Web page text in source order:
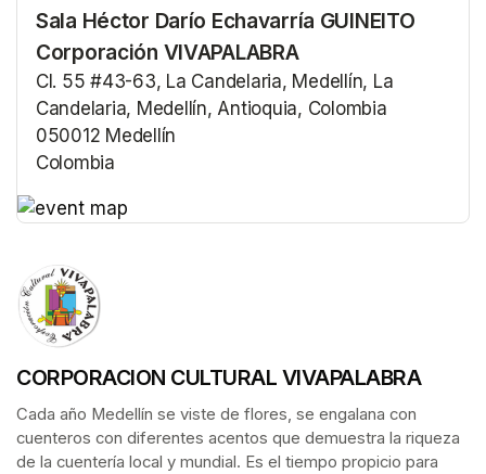
Sala Héctor Darío Echavarría GUINEITO
Corporación VIVAPALABRA
Cl. 55 #43-63, La Candelaria, Medellín, La
Candelaria, Medellín, Antioquia, Colombia
050012 Medellín
Colombia
CORPORACION CULTURAL VIVAPALABRA
Cada año Medellín se viste de flores, se engalana con
cuenteros con diferentes acentos que demuestra la riqueza
de la cuentería local y mundial. Es el tiempo propicio para